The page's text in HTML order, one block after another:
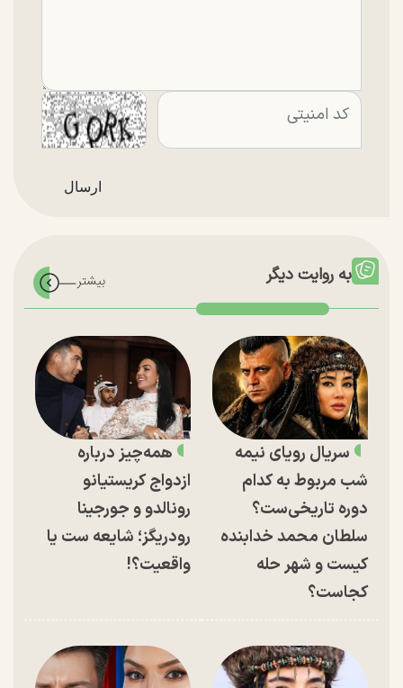
به روایت دیگر
سریال رویای نیمه
شب مربوط به کدام
دوره تاریخی‌ست؟
سلطان محمد خدابنده
کیست و شهر حله
کجاست؟
همه‌چیز درباره
ازدواج کریستیانو
رونالدو و جورجینا
رودریگز؛ شایعه ست یا
واقعیت؟!